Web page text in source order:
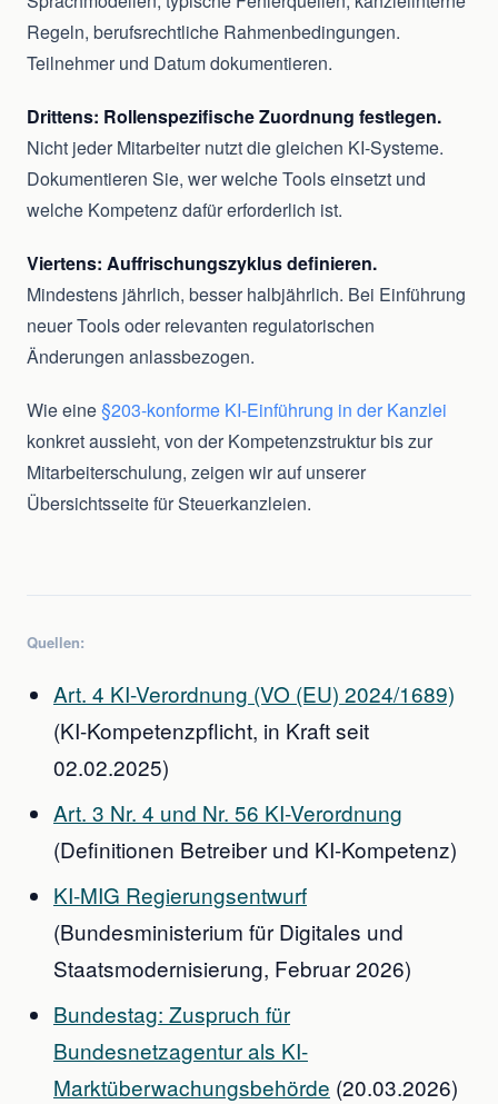
Regeln, berufsrechtliche Rahmenbedingungen.
Teilnehmer und Datum dokumentieren.
Drittens: Rollenspezifische Zuordnung festlegen.
Nicht jeder Mitarbeiter nutzt die gleichen KI-Systeme.
Dokumentieren Sie, wer welche Tools einsetzt und
welche Kompetenz dafür erforderlich ist.
Viertens: Auffrischungszyklus definieren.
Mindestens jährlich, besser halbjährlich. Bei Einführung
neuer Tools oder relevanten regulatorischen
Änderungen anlassbezogen.
Wie eine§203-konforme KI-Einführung in der Kanzlei
konkret aussieht, von der Kompetenzstruktur bis zur
Mitarbeiterschulung, zeigen wir auf unserer
Übersichtsseite für Steuerkanzleien.
Quellen:
Art. 4 KI-Verordnung (VO (EU) 2024/1689)
(KI-Kompetenzpflicht, in Kraft seit
02.02.2025)
Art. 3 Nr. 4 und Nr. 56 KI-Verordnung
(Definitionen Betreiber und KI-Kompetenz)
KI-MIG Regierungsentwurf
(Bundesministerium für Digitales und
Staatsmodernisierung, Februar 2026)
Bundestag: Zuspruch für
Bundesnetzagentur als KI-
Marktüberwachungsbehörde (20.03.2026)